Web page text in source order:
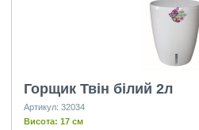
Горщик Твін білий 2л
Артикул: 32034
Висота: 17 см